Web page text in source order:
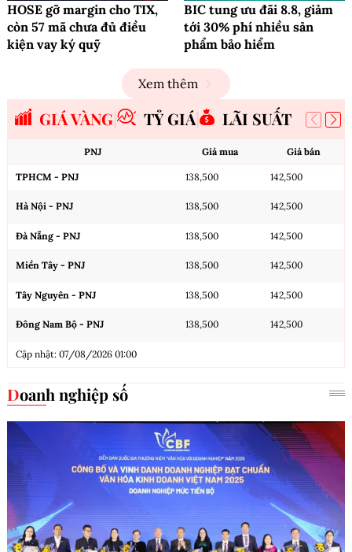
HOSE gỡ margin cho TIX,
còn 57 mã chưa đủ điều
kiện vay ký quỹ
BIC tung ưu đãi 8.8, giảm
tới 30% phí nhiều sản
phẩm bảo hiểm
Xem thêm
GIÁ VÀNG TỶ GIÁ LÃI SUẤT
PNJ Giá mua Giá bán
TPHCM - PNJ 138,500 142,500
Hà Nội - PNJ 138,500 142,500
Đà Nẵng - PNJ 138,500 142,500
Miền Tây - PNJ 138,500 142,500
Tây Nguyên - PNJ 138,500 142,500
Đông Nam Bộ - PNJ 138,500 142,500
Cập nhật: 07/08/2026 01:00
Doanh nghiệp số